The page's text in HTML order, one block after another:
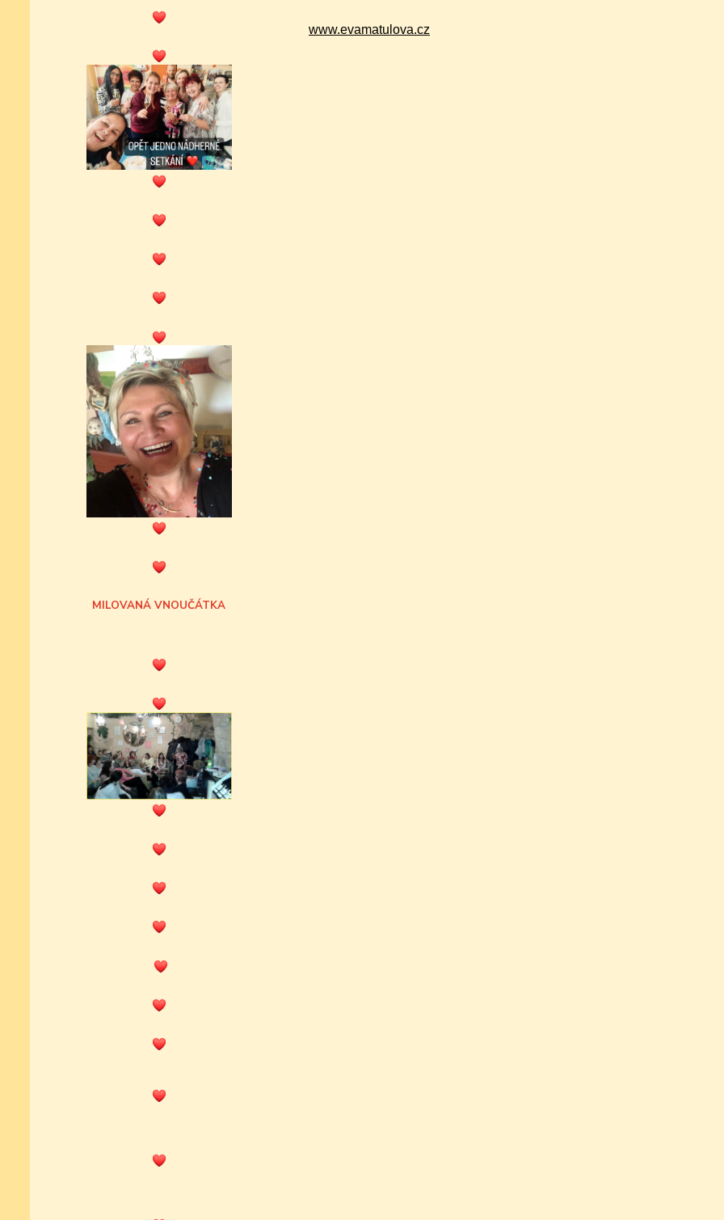
MILOVANÁ VNOUČÁTKA
www.evamatulova.cz